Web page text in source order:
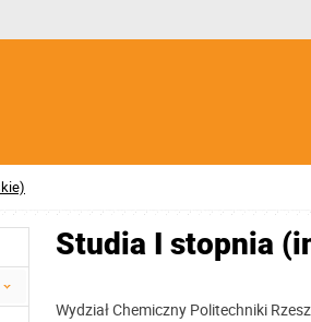
Studia I stopnia
Wydział Chemiczny Politechniki